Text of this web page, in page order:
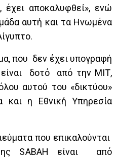
αποκαλυφθεί», ενώ
αυτή και τα Ηνωμένα
που δεν έχει υπογραφή
δοτό από την ΜΙΤ,
αυτού του «δικτύου»
και η Εθνική Υπηρεσία
που επικαλούνται
SABAH είναι από